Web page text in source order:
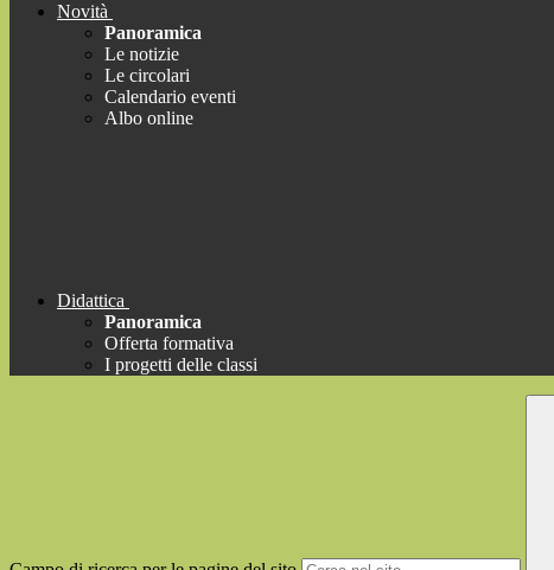
Novità
Panoramica
Le notizie
Le circolari
Calendario eventi
Albo online
Didattica
Panoramica
Offerta formativa
I progetti delle classi